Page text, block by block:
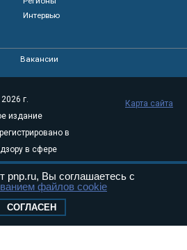
Интервью
Вакансии
г.
издание
в
в сфере
и
05
Эл № ФС77-
Карта сайта
pnp.ru, Вы соглашаетесь с
файлов cookie
СОГЛАСЕН